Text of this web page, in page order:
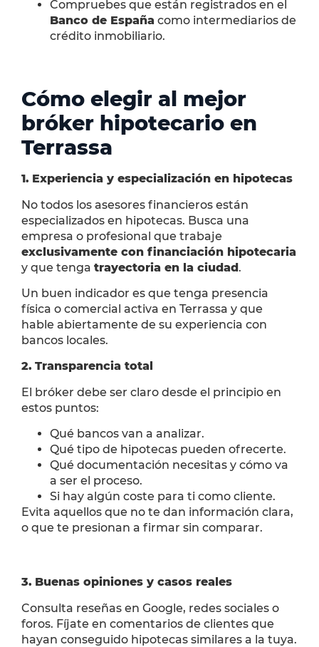
Compruebes que están registrados en el
Banco de España como intermediarios de
crédito inmobiliario.
Cómo elegir al mejor
bróker hipotecario en
Terrassa
1. Experiencia y especialización en hipotecas
No todos los asesores financieros están
especializados en hipotecas. Busca una
empresa o profesional que trabaje
exclusivamente con financiación hipotecaria
y que tenga trayectoria en la ciudad.
Un buen indicador es que tenga presencia
física o comercial activa en Terrassa y que
hable abiertamente de su experiencia con
bancos locales.
2. Transparencia total
El bróker debe ser claro desde el principio en
estos puntos:
Qué bancos van a analizar.
Qué tipo de hipotecas pueden ofrecerte.
Qué documentación necesitas y cómo va
a ser el proceso.
Si hay algún coste para ti como cliente.
Evita aquellos que no te dan información clara,
o que te presionan a firmar sin comparar.
3. Buenas opiniones y casos reales
Consulta reseñas en Google, redes sociales o
foros. Fíjate en comentarios de clientes que
hayan conseguido hipotecas similares a la tuya.